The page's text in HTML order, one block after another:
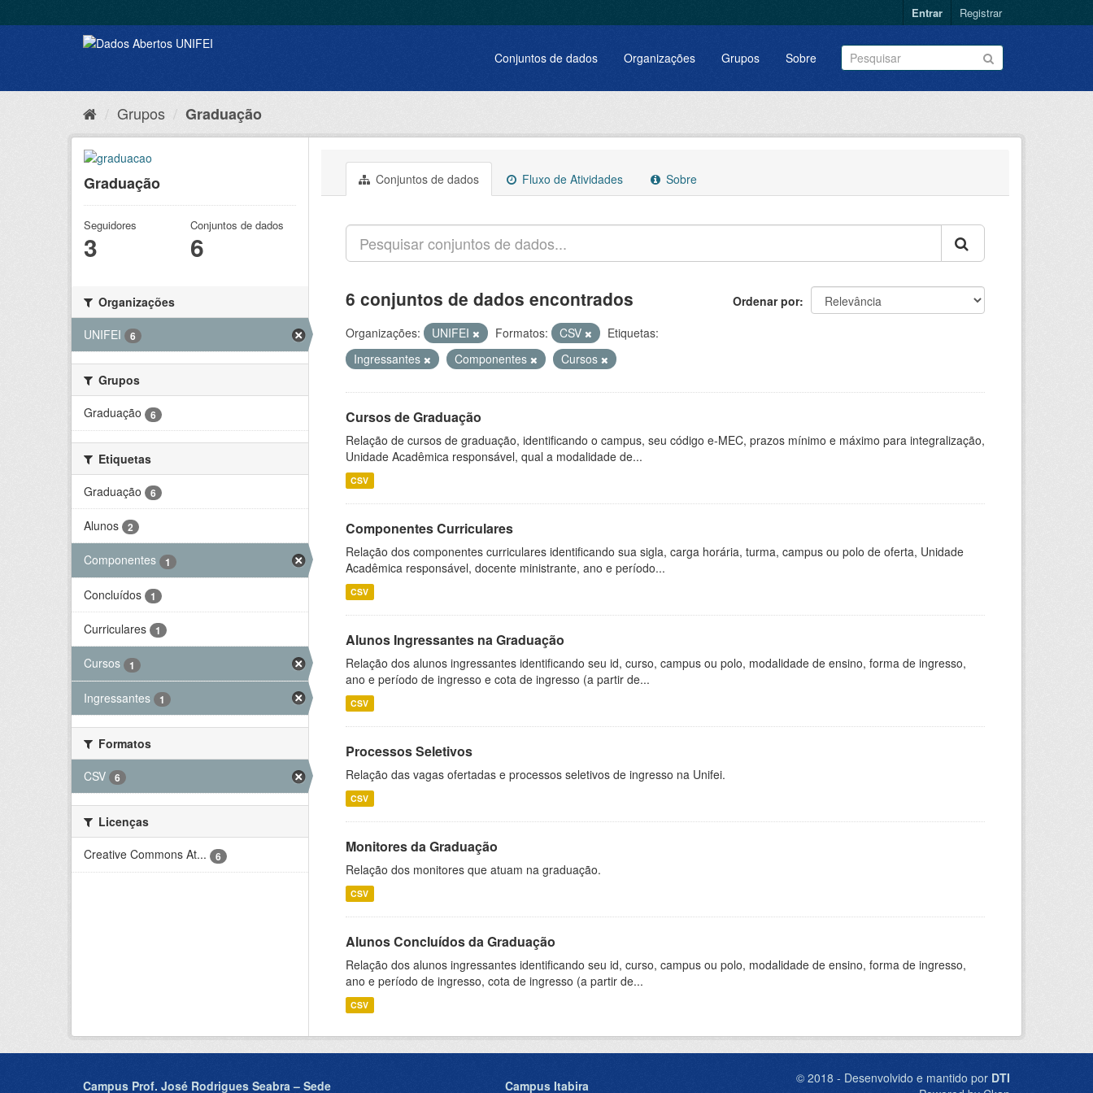
Entrar Registrar
Conjuntos de dados Organizações Grupos Sobre
Grupos Graduação
Graduação
Seguidores
3
Conjuntos de dados
6
Organizações
UNIFEI
6
Grupos
Graduação
6
Etiquetas
Graduação
6
Alunos 2
Componentes 1
Concluídos 1
Curriculares 1
Cursos 1
Ingressantes 1
Formatos
CSV
6
Licenças
Creative Commons At...
6
Conjuntos de dados Fluxo de Atividades Sobre
Ordenar por
6 conjuntos de dados encontrados
Organizações: UNIFEI Formatos: CSV
Etiquetas:
Ingressantes
Componentes Cursos
Cursos de Graduação
Relação de cursos de graduação, identificando o campus, seu código e-MEC, prazos mínimo e máximo para integralização,
Unidade Acadêmica responsável, qual a modalidade de...
CSV
Componentes Curriculares
Relação dos componentes curriculares identificando sua sigla, carga horária, turma, campus ou polo de oferta, Unidade
Acadêmica responsável, docente ministrante, ano e período...
CSV
Alunos Ingressantes na Graduação
Relação dos alunos ingressantes identificando seu id, curso, campus ou polo, modalidade de ensino, forma de ingresso,
ano e período de ingresso e cota de ingresso (a partir de...
CSV
Processos Seletivos
Relação das vagas ofertadas e processos seletivos de ingresso na Unifei.
CSV
Monitores da Graduação
Relação dos monitores que atuam na graduação.
CSV
Alunos Concluídos da Graduação
Relação dos alunos ingressantes identificando seu id, curso, campus ou polo, modalidade de ensino, forma de ingresso,
ano e período de ingresso, cota de ingresso (a partir de...
CSV
Campus Prof. José Rodrigues Seabra – Sede Campus Itabira © 2018 - Desenvolvido e mantido por DTI